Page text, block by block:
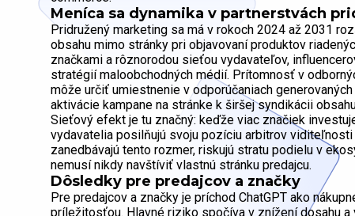
Meníca sa dynamika v partnerstvách
Pridružený marketing sa má v rokoch 2024 až 2031
obsahu mimo stránky pri objavovaní produktov
značkami a rôznorodou sieťou vydavateľov,
stratégií maloobchodných médií. Prítomnosť v
môže určiť umiestnenie v odporúčaniach
aktivácie kampane na stránke k širšej syndikácii
Sieťový efekt je tu značný: keďže viac značiek
vydavatelia posilňujú svoju pozíciu arbitrov
zanedbávajú tento rozmer, riskujú stratu podielu v
nemusí nikdy navštíviť vlastnú stránku predajcu.
Dôsledky pre predajcov a značky
Pre predajcov a značky je príchod ChatGPT ako
príležitosťou. Hlavné riziko spočíva v znížení dosahu